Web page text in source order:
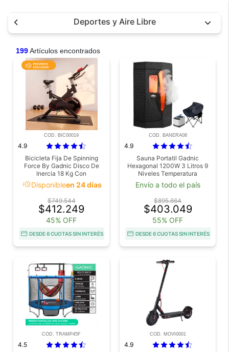
Deportes y Aire Libre
199Artículos encontrados
COD. BIC00019
4.9
Bicicleta Fija De Spinning
Force By Gadnic Disco De
Inercia 18 Kg Con
Amortiguador Display LCD
Asiento Antiprostático
acuteDisponibleen 24 días
$749.544
$412.249
45% OFF
DESDE 6 CUOTAS SIN INTERÉS
COD. BANERA08
4.9
Sauna Portatil Gadnic
Hexagonal 1200W 3 Litros 9
Niveles Temperatura
Temporizador 99 Min 220V
Con Silla Plegable Control
Envío a todo el país
$895.664
$403.049
55% OFF
DESDE 6 CUOTAS SIN INTERÉS
COD. TRAMP45F
4.5
COD. MOVI0001
4.9